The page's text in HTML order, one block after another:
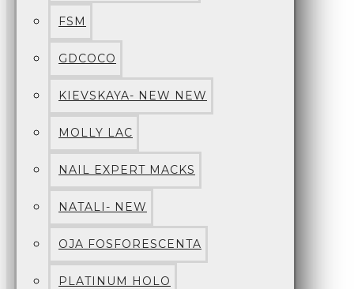
FSM
GDCOCO
KIEVSKAYA- NEW NEW
MOLLY LAC
NAIL EXPERT MACKS
NATALI- NEW
OJA FOSFORESCENTA
PLATINUM HOLO